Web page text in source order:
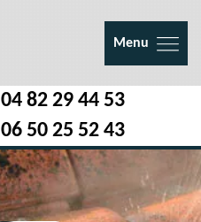
Menu
04 82 29 44 53
06 50 25 52 43